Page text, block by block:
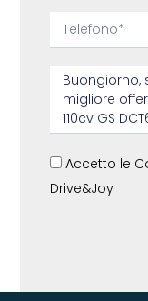
Accetto le
Drive&Joy